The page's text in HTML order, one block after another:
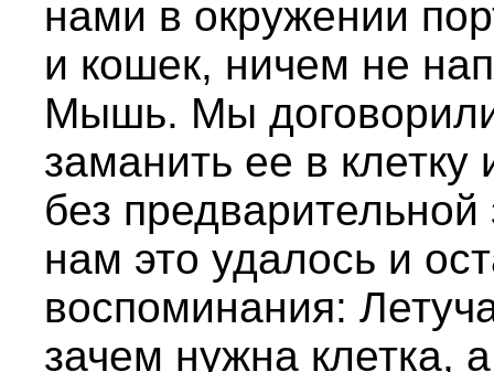
нами в окружении
и кошек, ничем не
Мышь. Мы
заманить ее в клетку
без
нам это удалось и
воспоминания:
зачем нужна клетка,